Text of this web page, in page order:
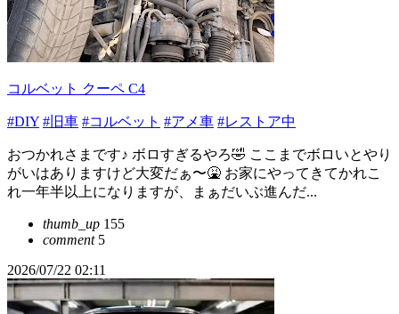
コルベット クーペ C4
#DIY #旧車 #コルベット #アメ車 #レストア中
おつかれさまです♪ ボロすぎるやろ🤣 ここまでボロいとやり
がいはありますけど大変だぁ〜🤮 お家にやってきてかれこ
れ一年半以上になりますが、まぁだいぶ進んだ...
thumb_up 155
comment5
2026/07/22 02:11